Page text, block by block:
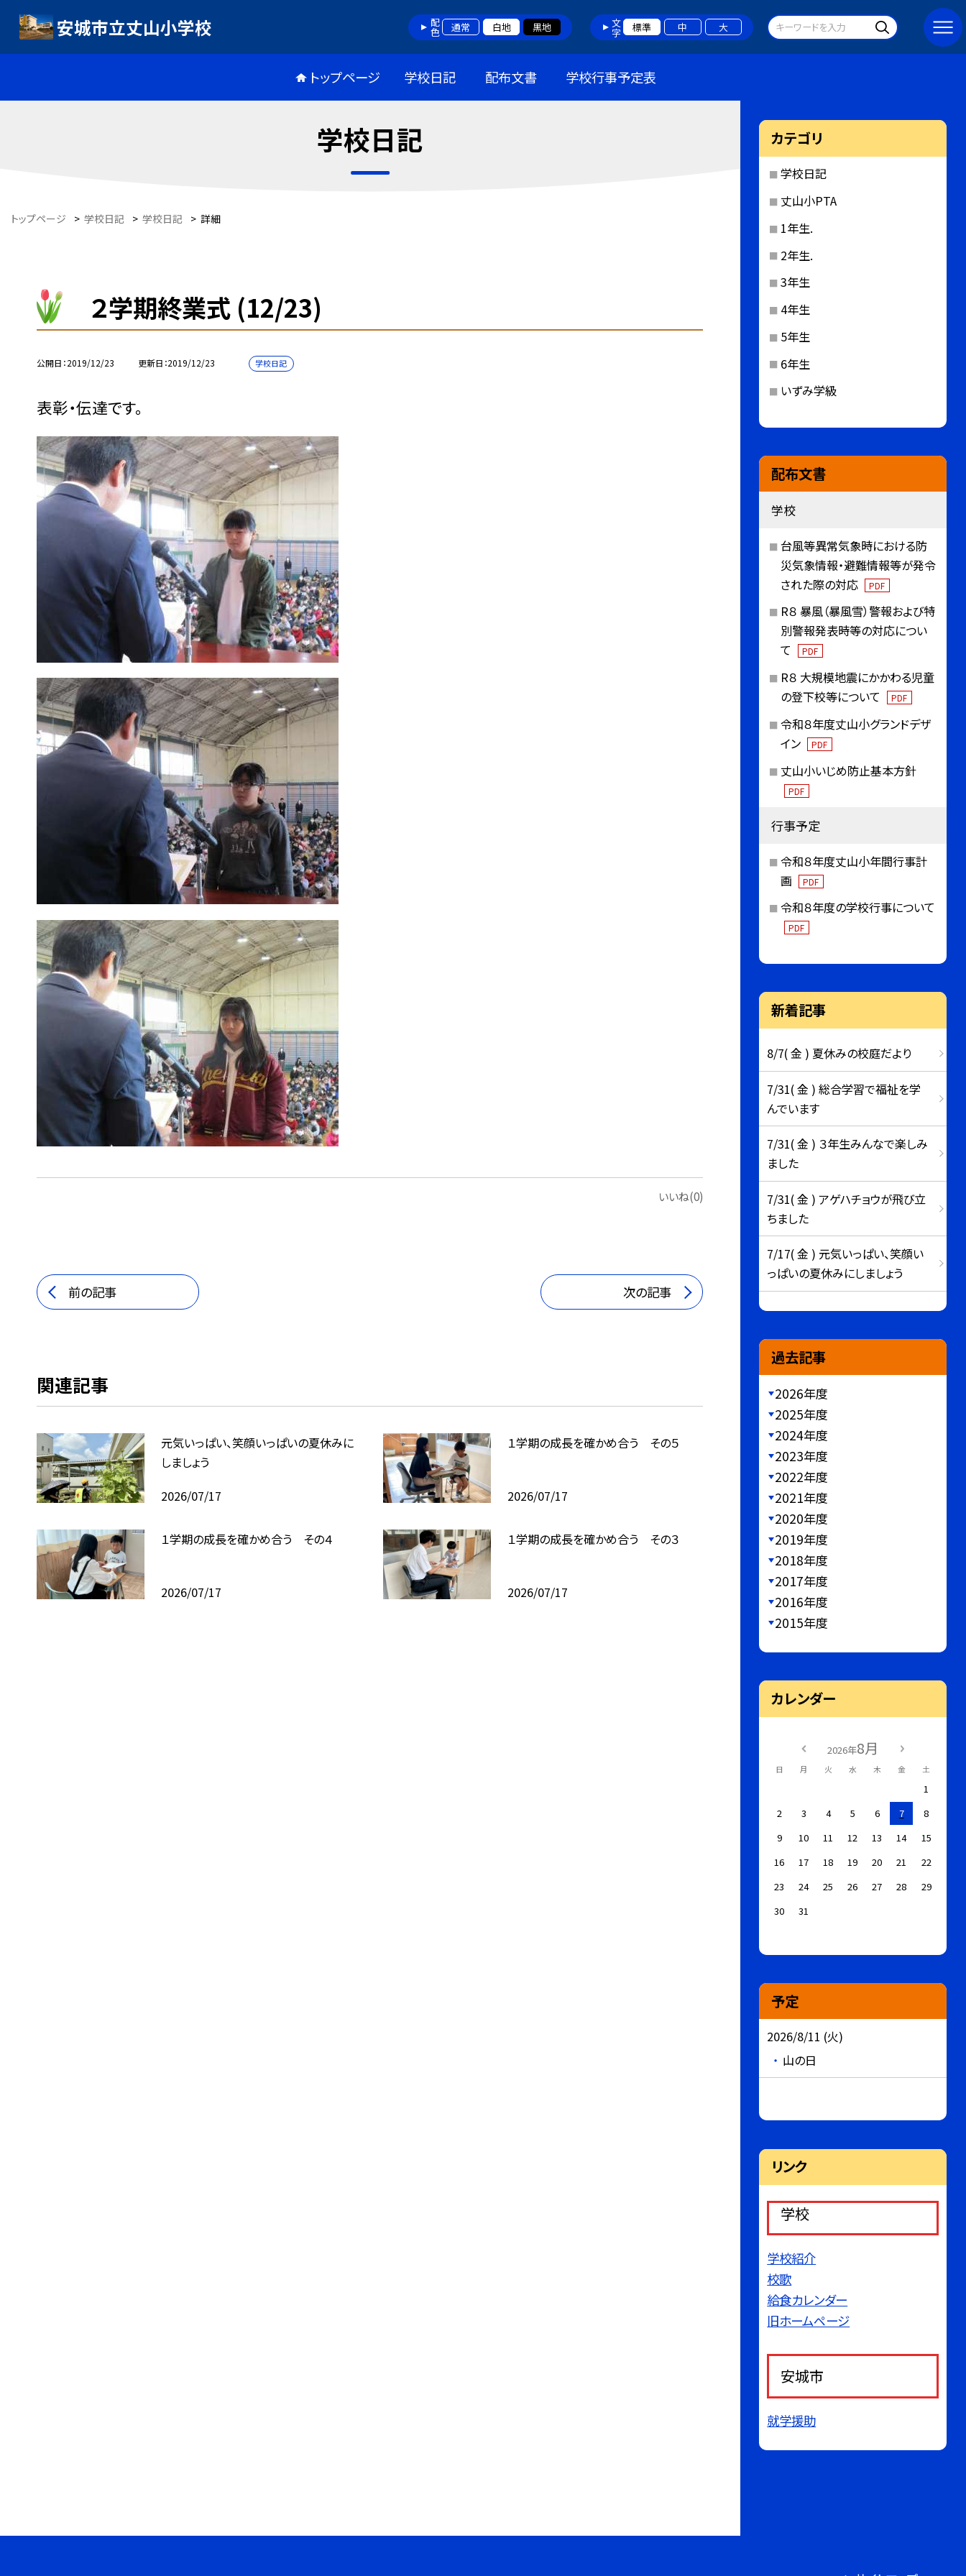
安城市立丈山小学校 配色 通常 白地 黒地 文字 標準 中 大
トップページ 学校日記 配布文書 学校行事予定表
学校日記
トップページ > 学校日記 > 学校日記 > 詳細
２学期終業式 (12/23)
公開日 2019/12/23 更新日 2019/12/23 学校日記
表彰・伝達です。
いいね(0)
前の記事 次の記事
関連記事
元気いっぱい、笑顔いっぱいの夏休みに
しましょう
2026/07/17
１学期の成長を確かめ合う その５
2026/07/17
１学期の成長を確かめ合う その４
2026/07/17
１学期の成長を確かめ合う その３
2026/07/17
カテゴリ
学校日記
丈山小PTA
1年生.
2年生.
3年生
4年生
5年生
6年生
いずみ学級
配布文書
学校
台風等異常気象時における防
災気象情報・避難情報等が発令
された際の対応
PDF
R８ 暴風（暴風雪）警報および特
別警報発表時等の対応につい
て
PDF
R８ 大規模地震にかかわる児童
の登下校等について
PDF
令和８年度丈山小グランドデザ
イン
PDF
丈山小いじめ防止基本方針
PDF
行事予定
令和８年度丈山小年間行事計
画
PDF
令和８年度の学校行事について
PDF
新着記事
8/7( 金 ) 夏休みの校庭だより
7/31( 金 ) 総合学習で福祉を学
んでいます
7/31( 金 ) ３年生みんなで楽しみ
ました
7/31( 金 ) アゲハチョウが飛び立
ちました
7/17( 金 ) 元気いっぱい、笑顔い
っぱいの夏休みにしましょう
過去記事
2026年度
2025年度
2024年度
2023年度
2022年度
2021年度
2020年度
2019年度
2018年度
2017年度
2016年度
2015年度
カレンダー
2026年8月
日 月 火 水 木 金 土
1
2
3 4 5 6 7
8
9
10 11 12 13 14
15
16
17 18 19 20 21
22
23
24 25 26 27 28
29
30
31
予定
2026/8/11 (火)
山の日
リンク
学校
学校紹介
校歌
給食カレンダー
旧ホームページ
安城市
就学援助